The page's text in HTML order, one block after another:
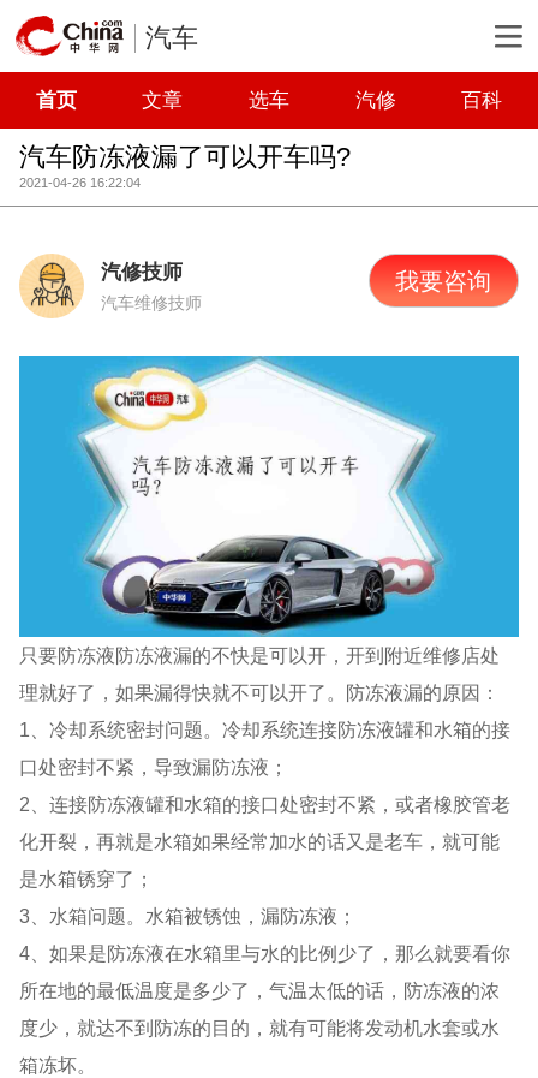
汽车
首页 文章 选车 汽修 百科
汽车防冻液漏了可以开车吗?
2021-04-26 16:22:04
汽修技师
汽车维修技师
我要咨询
只要防冻液防冻液漏的不快是可以开，开到附近维修店处
理就好了，如果漏得快就不可以开了。防冻液漏的原因：
1、冷却系统密封问题。冷却系统连接防冻液罐和水箱的接
口处密封不紧，导致漏防冻液；
2、连接防冻液罐和水箱的接口处密封不紧，或者橡胶管老
化开裂，再就是水箱如果经常加水的话又是老车，就可能
是水箱锈穿了；
3、水箱问题。水箱被锈蚀，漏防冻液；
4、如果是防冻液在水箱里与水的比例少了，那么就要看你
所在地的最低温度是多少了，气温太低的话，防冻液的浓
度少，就达不到防冻的目的，就有可能将发动机水套或水
箱冻坏。